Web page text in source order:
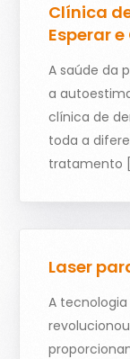
Clínica
Esperar
A saúde da
a
clínica de
toda a
tratamento
Laser
A